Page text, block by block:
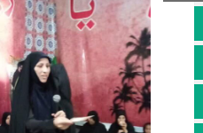
صفحه نخست
کانال سروش